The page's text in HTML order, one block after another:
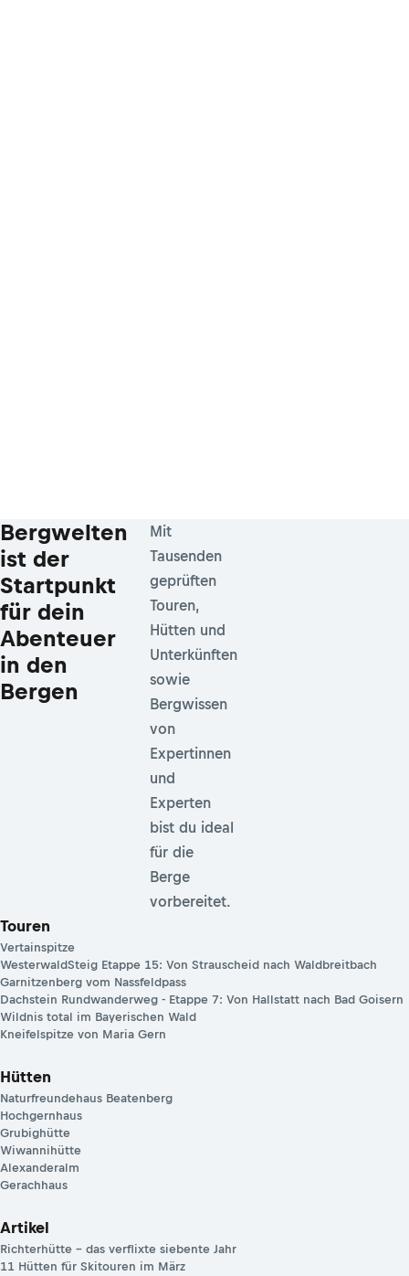
Bergwelten
ist der
Startpunkt
für dein
Abenteuer
in den
Bergen
Mit
Tausenden
geprüften
Touren,
Hütten und
Unterkünften
sowie
Bergwissen
von
Expertinnen
und
Experten
bist du ideal
für die
Berge
vorbereitet.
Touren
Vertainspitze
WesterwaldSteig Etappe 15: Von Strauscheid nach Waldbreitbach
Garnitzenberg vom Nassfeldpass
Dachstein Rundwanderweg - Etappe 7: Von Hallstatt nach Bad Goisern
Wildnis total im Bayerischen Wald
Kneifelspitze von Maria Gern
Hütten
Naturfreundehaus Beatenberg
Hochgernhaus
Grubighütte
Wiwannihütte
Alexanderalm
Gerachhaus
Artikel
Richterhütte – das verflixte siebente Jahr
11 Hütten für Skitouren im März